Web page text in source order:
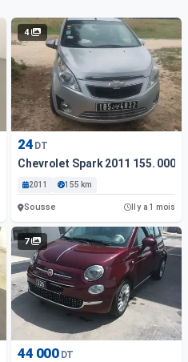
4
24 DT
Chevrolet Spark 2011 155. 000
2011 155 km
Sousse Il y a 1 mois
7
44 000 DT